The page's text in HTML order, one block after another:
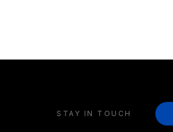
STAY IN TOUCH